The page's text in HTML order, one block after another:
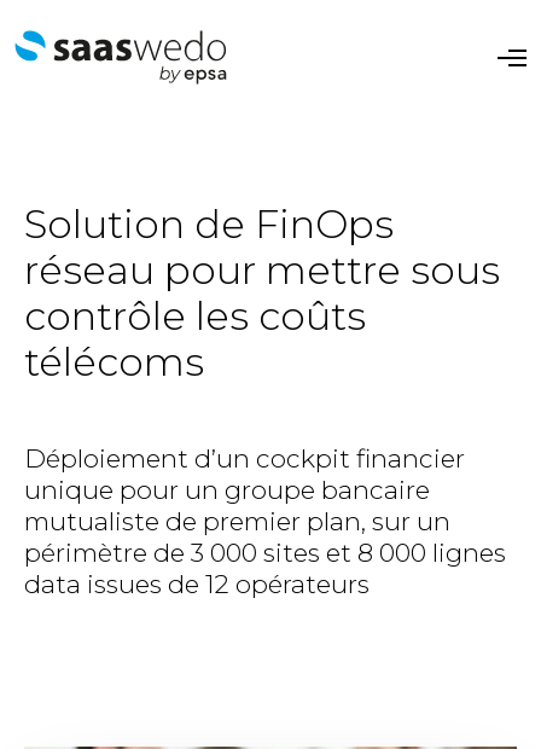
O
Solution de FinOps
réseau pour mettre sous
contrôle les coûts
télécoms
Déploiement d’un cockpit financier
unique pour un groupe bancaire
mutualiste de premier plan, sur un
périmètre de 3 000 sites et 8 000 lignes
data issues de 12 opérateurs